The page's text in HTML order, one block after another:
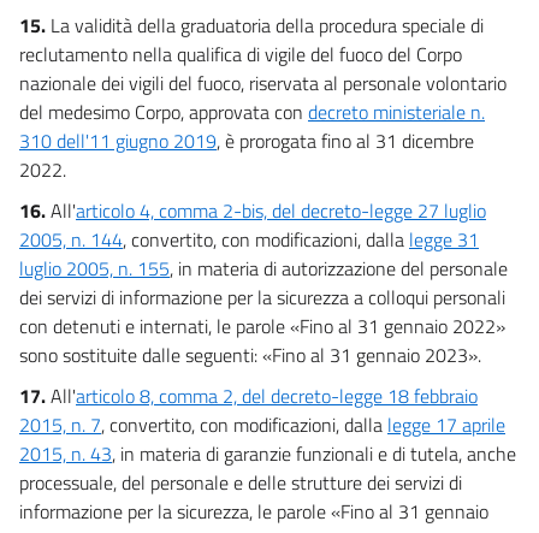
15. La validità della graduatoria della procedura speciale di
reclutamento nella qualifica di vigile del fuoco del Corpo
nazionale dei vigili del fuoco, riservata al personale volontario
del medesimo Corpo, approvata con decreto ministeriale n.
310 dell'11 giugno 2019, è prorogata fino al 31 dicembre
2022.
16.All'articolo 4, comma 2-bis, del decreto-legge 27 luglio
2005, n. 144, convertito, con modificazioni, dalla legge 31
luglio 2005, n. 155, in materia di autorizzazione del personale
dei servizi di informazione per la sicurezza a colloqui personali
con detenuti e internati, le parole «Fino al 31 gennaio 2022»
sono sostituite dalle seguenti: «Fino al 31 gennaio 2023».
17.All'articolo 8, comma 2, del decreto-legge 18 febbraio
2015, n. 7, convertito, con modificazioni, dalla legge 17 aprile
2015, n. 43, in materia di garanzie funzionali e di tutela, anche
processuale, del personale e delle strutture dei servizi di
informazione per la sicurezza, le parole «Fino al 31 gennaio